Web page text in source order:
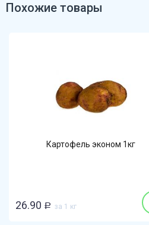
Похожие товары
Картофель эконом 1кг
26.90 Р за 1 кг